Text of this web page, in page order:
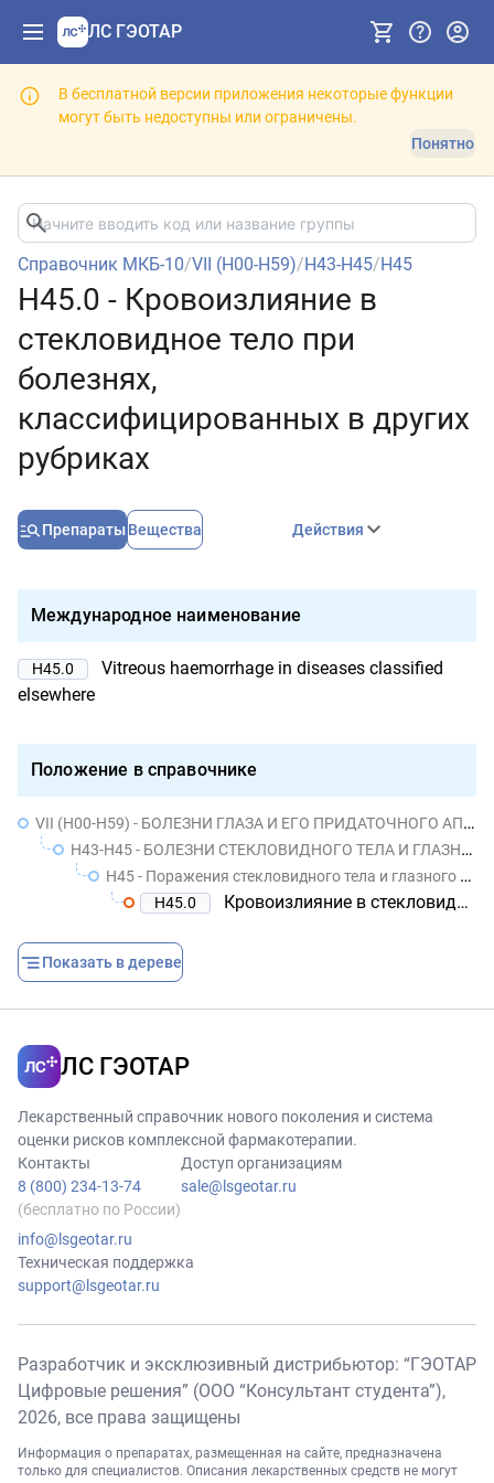
ЛС ГЭОТАР
В бесплатной версии приложения некоторые функции
могут быть недоступны или ограничены.
Понятно
Справочник МКБ-10/VII (H00-H59)/H43-H45/H45
H45.0 - Кровоизлияние в
стекловидное тело при
болезнях,
классифицированных в других
рубриках
Препараты Вещества Действия
Международное наименование
H45.0
Vitreous haemorrhage in diseases classified
elsewhere
Положение в справочнике
VII (H00-H59) - БОЛЕЗНИ ГЛАЗА И ЕГО ПРИДАТОЧНОГО АППАРАТА
H43-H45 - БОЛЕЗНИ СТЕКЛОВИДНОГО ТЕЛА И ГЛАЗНОГО ЯБЛОКА
H45 - Поражения стекловидного тела и глазного яблока при болезнях, классифицированных в других рубриках
H45.0
Кровоизлияние в стекловидное тело при болезнях, классифицированных в других рубриках
Показать в дереве
ЛС ГЭОТАР
Лекарственный справочник нового поколения и система
оценки рисков комплексной фармакотерапии.
Контакты
8 (800) 234-13-74
(бесплатно по России)
info@lsgeotar.ru
Доступ организациям
sale@lsgeotar.ru
Техническая поддержка
support@lsgeotar.ru
Разработчик и эксклюзивный дистрибьютор: “ГЭОТАР
Цифровые решения” (ООО “Консультант студента”),
2026, все права защищены
Информация о препаратах, размещенная на сайте, предназначена
только для специалистов. Описания лекарственных средств не могут